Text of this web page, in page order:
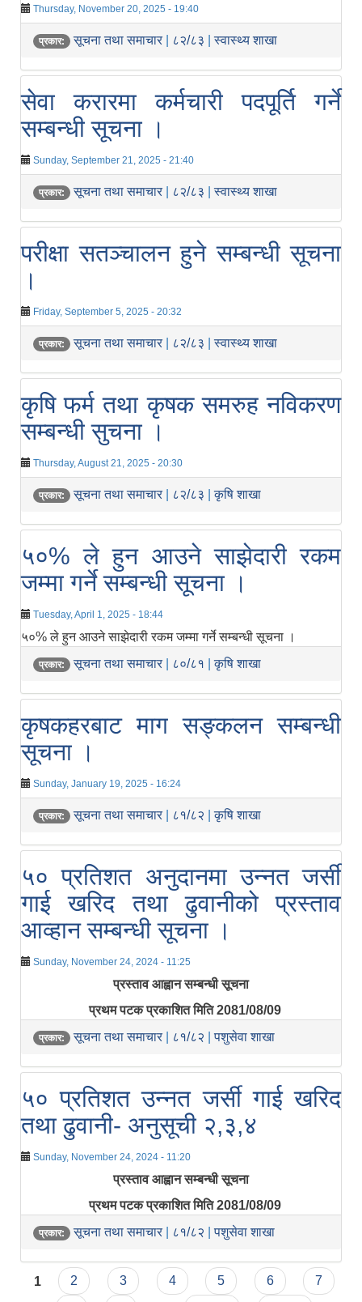
Thursday, November 20, 2025 - 19:40
प्रकार: सूचना तथा समाचार ८२/८३ |स्वास्थ्य शाखा
सेवा करारमा कर्मचारी पदपूर्ति गर्ने
सम्बन्धी सूचना ।
Sunday, September 21, 2025 - 21:40
प्रकार: सूचना तथा समाचार ८२/८३ |स्वास्थ्य शाखा
परीक्षा सतञ्चालन हुने सम्बन्धी सूचना
।
Friday, September 5, 2025 - 20:32
प्रकार: सूचना तथा समाचार ८२/८३ |स्वास्थ्य शाखा
कृषि फर्म तथा कृषक समरुह नविकरण
सम्बन्धी सुचना ।
Thursday, August 21, 2025 - 20:30
प्रकार: सूचना तथा समाचार ८२/८३ |कृषि शाखा
५०% ले हुन आउने साझेदारी रकम
जम्मा गर्ने सम्बन्धी सूचना ।
Tuesday, April 1, 2025 - 18:44
५०% ले हुन आउने साझेदारी रकम जम्मा गर्ने सम्बन्धी सूचना ।
प्रकार: सूचना तथा समाचार ८०/८१ |कृषि शाखा
कृषकहरबाट माग सङ्कलन सम्बन्धी
सूचना ।
Sunday, January 19, 2025 - 16:24
प्रकार: सूचना तथा समाचार ८१/८२ |कृषि शाखा
५० प्रतिशत अनुदानमा उन्नत जर्सी
गाई खरिद तथा ढुवानीको प्रस्ताव
आव्हान सम्बन्धी सूचना ।
Sunday, November 24, 2024 - 11:25
प्रस्ताव आह्वान सम्बन्धी सूचना
प्रथम पटक प्रकाशित मिति 2081/08/09
प्रकार: सूचना तथा समाचार ८१/८२ |पशुसेवा शाखा
५० प्रतिशत उन्नत जर्सी गाई खरिद
तथा ढुवानी- अनुसूची २,३,४
Sunday, November 24, 2024 - 11:20
प्रस्ताव आह्वान सम्बन्धी सूचना
प्रथम पटक प्रकाशित मिति 2081/08/09
प्रकार: सूचना तथा समाचार ८१/८२ |पशुसेवा शाखा
Pages
1 2 3 4 5 6
7